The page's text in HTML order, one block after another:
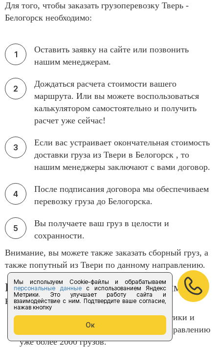
Мы используем Cookie-файлы и обрабатываем
персональные данныес использованием Яндекс
Метрики. Это улучшает работу сайта и
взаимодействие с ним. Подтвердите ваше согласие,
нажав кнопку
Ок
Для того, чтобы заказать грузоперевозку Тверь -
Белогорск необходимо:
Оставить заявку на сайте или позвонить
нашим менеджерам.
Дождаться расчета стоимости вашего
маршрута. Или вы можете воспользоваться
калькулятором самостоятельно и получить
расчет уже сейчас!
Если вас устраивает окончательная стоимость
доставки груза из Твери в Белогорск , то
нашим менеджеры заключают с вами договор.
После подписания договора мы обеспечиваем
перевозку груза до Белогорска.
Вы получаете ваш груз в целости и
сохранности.
Внимание, вы можете также заказать сборный груз, а
также попутный из Твери по данному направлению.
Почему вам следует довериться именно
компании «Форус»
У нас многолетний опыт в сфере логистики и
доставки, мы перевезли по данному направлению
уже более 2000 грузов.